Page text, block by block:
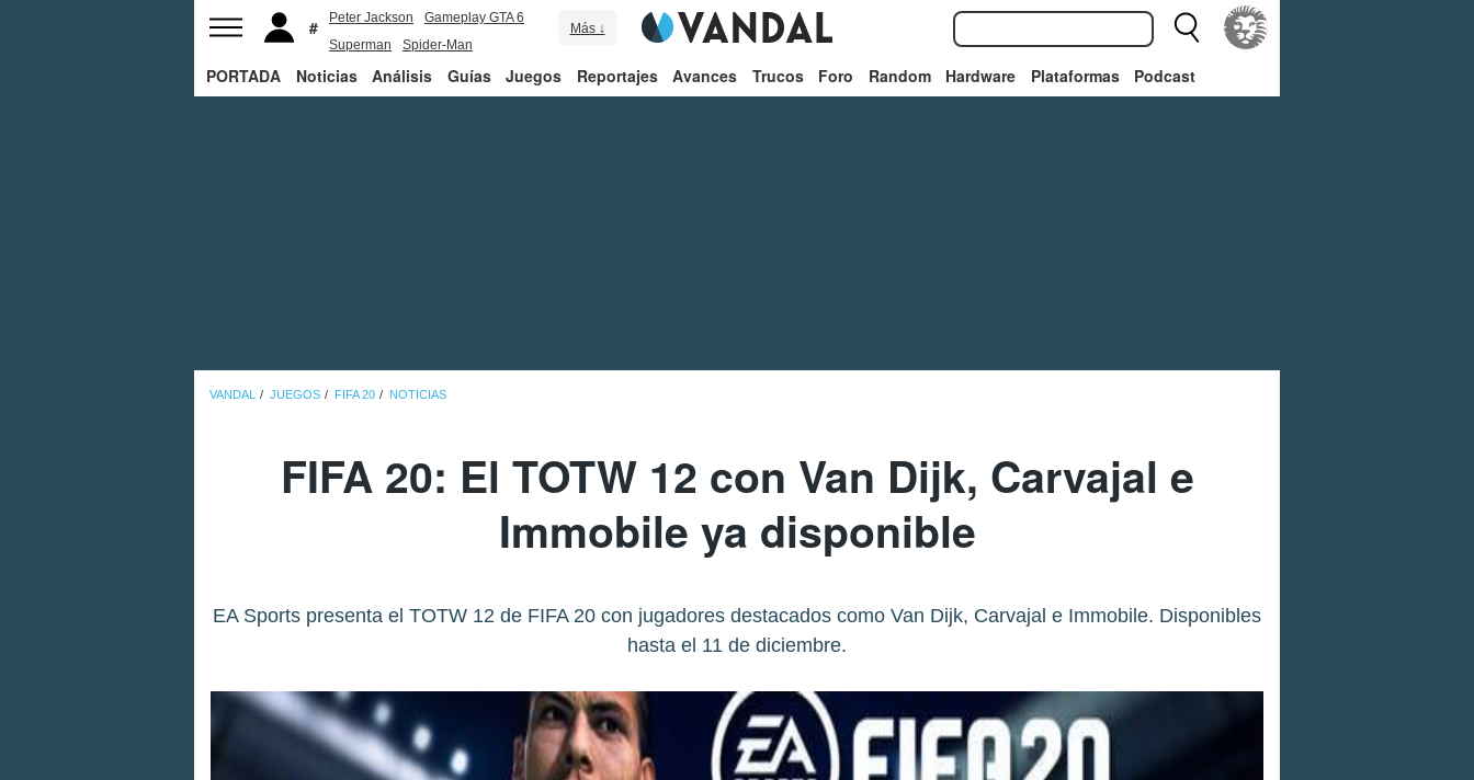
Peter Jackson
Gameplay GTA 6
Superman
Spider-Man
Más ↓
PORTADA Noticias Análisis Guías Juegos Reportajes Avances Trucos Foro Random Hardware Plataformas Podcast
VANDAL JUEGOS FIFA 20 NOTICIAS
FIFA 20: El TOTW 12 con Van Dijk, Carvajal e
Immobile ya disponible
EA Sports presenta el TOTW 12 de FIFA 20 con jugadores destacados como Van Dijk, Carvajal e Immobile. Disponibles
hasta el 11 de diciembre.